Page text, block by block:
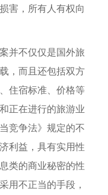
害，所有人有权向
不仅仅是国外旅
，而且还包括双方
住宿标准、价格等
正在进行的旅游业
竞争法》规定的不
利益，具有实用性
类的商业秘密的性
用不正当的手段，